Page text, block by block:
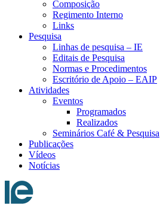
Composição
Regimento Interno
Links
Pesquisa
Linhas de pesquisa – IE
Editais de Pesquisa
Normas e Procedimentos
Escritório de Apoio – EAIP
Atividades
Eventos
Programados
Realizados
Seminários Café & Pesquisa
Publicações
Vídeos
Notícias